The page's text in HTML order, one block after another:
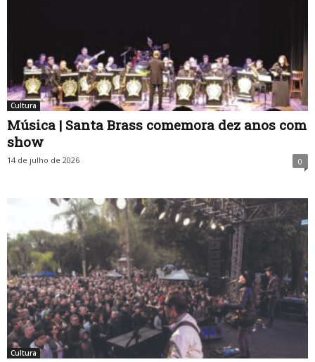
Cultura
Música | Santa Brass comemora dez anos com
show
14 de julho de 2026 0
Cultura